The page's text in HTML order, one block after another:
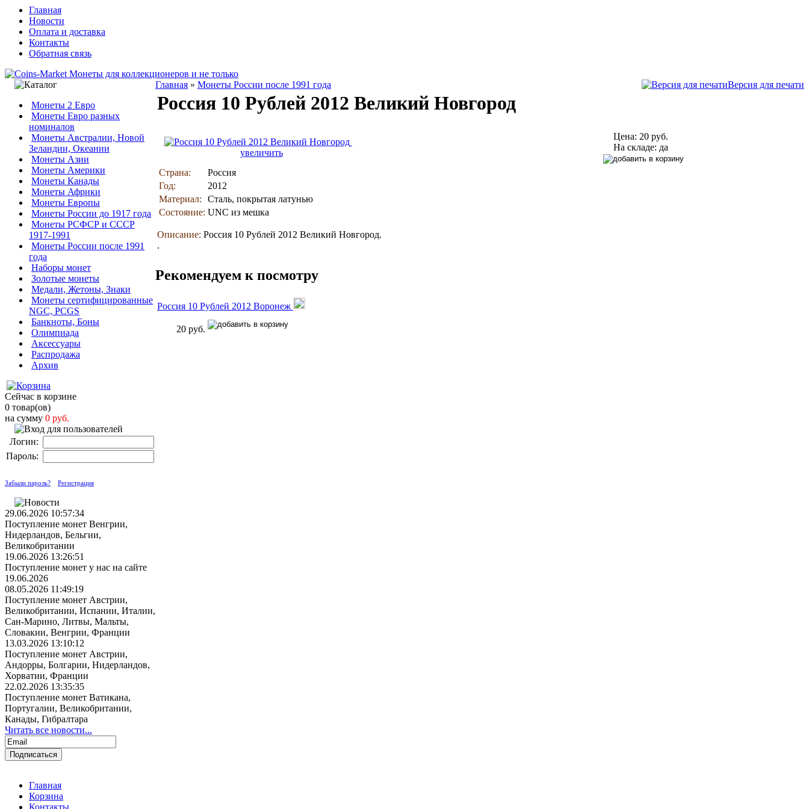
Главная
Новости
Оплата и доставка
Контакты
Обратная связь
Монеты 2 Евро
Монеты Евро разных
номиналов
Монеты Австралии, Новой
Зеландии, Океании
Монеты Азии
Монеты Америки
Монеты Канады
Монеты Африки
Монеты Европы
Монеты России до 1917 года
Монеты РСФСР и СССР
1917-1991
Монеты России после 1991
года
Наборы монет
Золотые монеты
Медали, Жетоны, Знаки
Монеты сертифицированные
NGC, PCGS
Банкноты, Боны
Олимпиада
Аксессуары
Распродажа
Архив
Сейчас в корзине
0 товар(ов)
на сумму 0 руб.
Логин:
Пароль:
Забыли пароль? Регистрация
29.06.2026 10:57:34
Поступление монет Венгрии,
Нидерландов, Бельгии,
Великобритании
19.06.2026 13:26:51
Поступление монет у нас на сайте
19.06.2026
08.05.2026 11:49:19
Поступление монет Австрии,
Великобритании, Испании, Италии,
Сан-Марино, Литвы, Мальты,
Словакии, Венгрии, Франции
13.03.2026 13:10:12
Поступление монет Австрии,
Андорры, Болгарии, Нидерландов,
Хорватии, Франции
22.02.2026 13:35:35
Поступление монет Ватикана,
Португалии, Великобритании,
Канады, Гибралтара
Читать все новости...
Главная » Монеты России после 1991 года Версия для печати
Россия 10 Рублей 2012 Великий Новгород
увеличить
Цена: 20 руб.
На складе: да
Страна:
Россия
Год:
2012
Материал:
Сталь, покрытая латунью
Состояние: UNC из мешка
Описание: Россия 10 Рублей 2012 Великий Новгород.
.
Рекомендуем к посмотру
Россия 10 Рублей 2012 Воронеж
20 руб.
Главная
Корзина
Контакты